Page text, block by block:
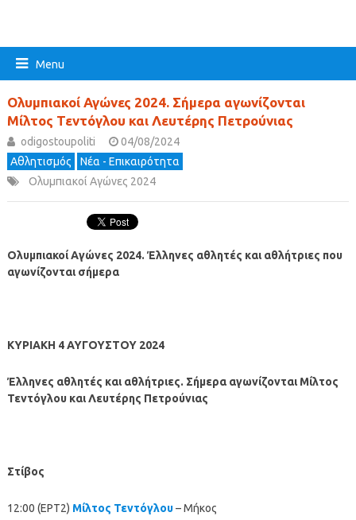
Menu
Ολυμπιακοί Αγώνες 2024. Σήμερα αγωνίζονται
Μίλτος Τεντόγλου και Λευτέρης Πετρούνιας
odigostoupoliti
04/08/2024
Αθλητισμός
Νέα - Επικαιρότητα
Ολυμπιακοί Αγώνες 2024
Ολυμπιακοί Αγώνες 2024. Έλληνες αθλητές και αθλήτριες που
αγωνίζονται σήμερα
ΚΥΡΙΑΚΗ 4 ΑΥΓΟΥΣΤΟΥ 2024
Έλληνες αθλητές και αθλήτριες. Σήμερα αγωνίζονται Μίλτος
Τεντόγλου και Λευτέρης Πετρούνιας
Στίβος
12:00 (ΕΡΤ2) Μίλτος Τεντόγλου– Μήκος